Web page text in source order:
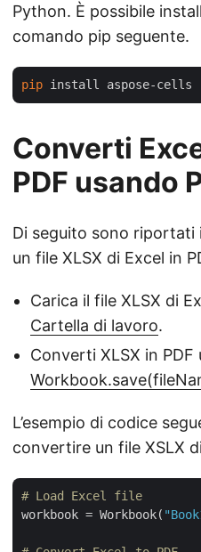
Python. È possibile
comando pip seguente.
pip
Converti
PDF usando
Di seguito sono
un file XLSX di Excel in
Carica il file XLSX di
Cartella di lavoro.
Converti XLSX in
L’esempio di codice
convertire un file XSLX
# Load Excel file
workbook = Workbook(